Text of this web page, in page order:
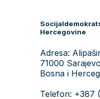
Hercegovine
Adresa:
71000 Sarajevo
Bosna i
Telefon: +387